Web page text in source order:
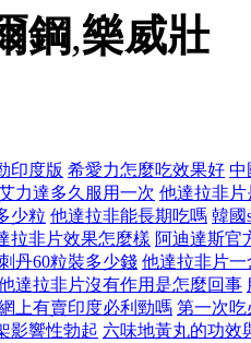
鋼,樂威壯
印度版 希愛力怎麼吃效果好 中
力達多久服用一次 他達拉非
少粒 他達拉非能長期吃嗎 韓國
拉非片效果怎麼樣 阿迪達斯官
丹60粒裝多少錢 他達拉非片
達拉非片沒有作用是怎麼回事
上有賣印度必利勁嗎 第一次吃
影響性勃起 六味地黃丸的功效